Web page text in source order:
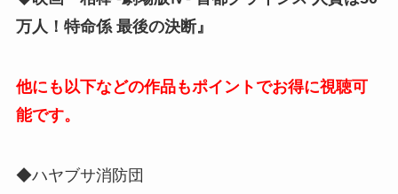
万人！特命係 最後の決断』
他にも以下などの作品もポイントでお得に視聴可
能です。
◆ハヤブサ消防団